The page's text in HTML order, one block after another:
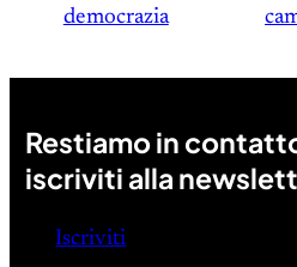
democrazia
Restiamo in
iscriviti alla
Iscriviti